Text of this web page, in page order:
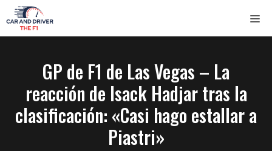
Saltar
al
contenido
GP de F1 de Las Vegas – La
reacción de Isack Hadjar tras la
clasificación: «Casi hago estallar a
Piastri»